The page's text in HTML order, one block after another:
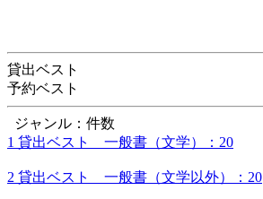
貸出ベスト
予約ベスト
ジャンル：件数
1 貸出ベスト 一般書（文学）：20
2 貸出ベスト 一般書（文学以外）：20